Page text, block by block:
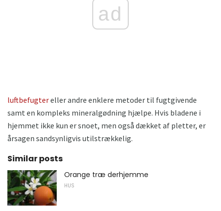
ad
luftbefugtereller andre enklere metoder til fugtgivende
samt en kompleks mineralgødning hjælpe. Hvis bladene i
hjemmet ikke kun er snoet, men også dækket af pletter, er
årsagen sandsynligvis utilstrækkelig.
Similar posts
Orange træ derhjemme
HUS